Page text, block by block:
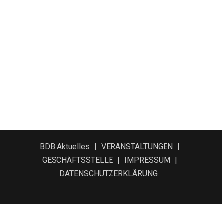
BDB Aktuelles
VERANSTALTUNGEN
GESCHÄFTSSTELLE
IMPRESSUM
DATENSCHUTZERKLÄRUNG